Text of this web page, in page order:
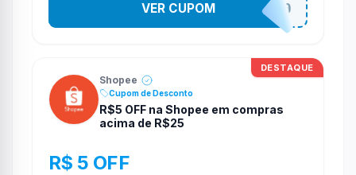
TV100
VER CUPOM
DESTAQUE
Shopee
Cupom de Desconto
R$5 OFF na Shopee em compras
acima de R$25
R$ 5 OFF